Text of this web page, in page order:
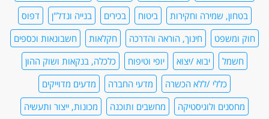
בטחון, שמירה וחקירות
ביטוח בכירים בנייה ונדל"ן
דפוס
חוק ומשפט
חינוך, הוראה והדרכה חקלאות
חשבונאות וכספים
חשמל
יבוא /יצוא יופי וטיפוח
כלכלה, בנקאות ושוק ההון
כללי /ללא הכשרה
מדעי החברה
מדעים מדוייקים
מחסנים ולוגיסטיקה
מחשבים ותוכנה
מכונות, ייצור ותעשיה